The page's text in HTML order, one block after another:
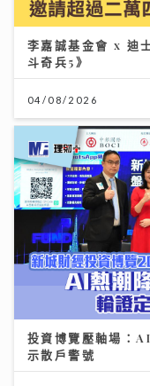
李嘉誠基金會 x 迪
斗奇兵5》
04/08/2026
投資博覽壓軸場：
示散戶警號